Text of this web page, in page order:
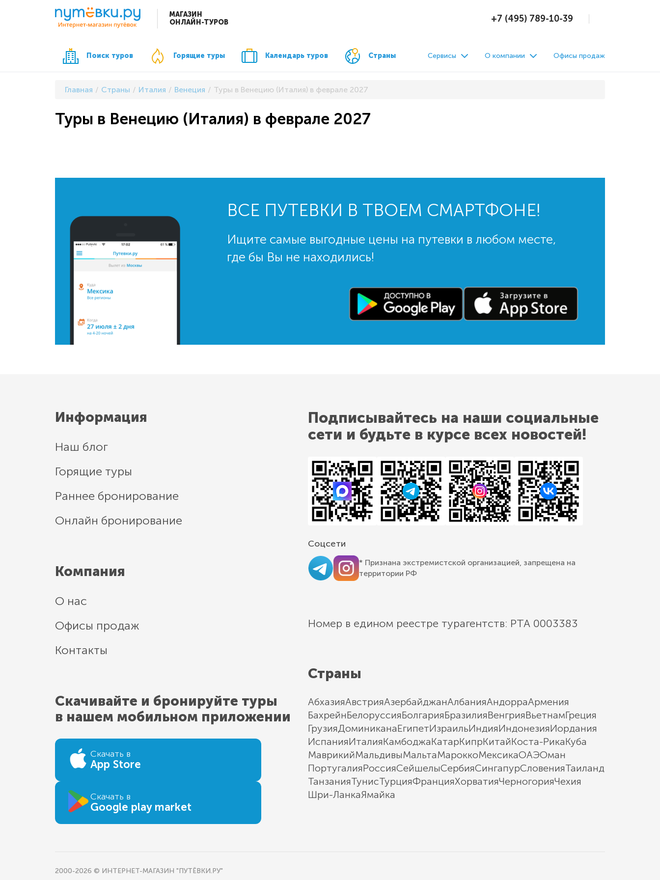
МАГАЗИН
ОНЛАЙН-ТУРОВ
+7 (495) 789-10-39
Поиск туров Горящие туры Календарь туров Страны Сервисы О компании Офисы продаж
Главная Страны Италия Венеция Туры в Венецию (Италия) в феврале 2027
Туры в Венецию (Италия) в феврале 2027
ВСЕ ПУТЕВКИ В ТВОЕМ СМАРТФОНЕ!
Ищите самые выгодные цены на путевки в любом месте,
где бы Вы не находились!
Информация
Наш блог
Горящие туры
Раннее бронирование
Онлайн бронирование
Компания
О нас
Офисы продаж
Контакты
Скачивайте и бронируйте туры
в нашем мобильном приложении
Скачать в
App Store
Скачать в
Google play market
Подписывайтесь на наши социальные
сети и будьте в курсе всех новостей!
Соцсети
* Признана экстремистской организацией, запрещена на
территории РФ
Номер в едином реестре турагентств: РТА 0003383
Страны
АбхазияАвстрияАзербайджанАлбанияАндорраАрмения
БахрейнБелоруссияБолгарияБразилияВенгрияВьетнамГреция
ГрузияДоминиканаЕгипетИзраильИндияИндонезияИордания
ИспанияИталияКамбоджаКатарКипрКитайКоста-РикаКуба
МаврикийМальдивыМальтаМароккоМексикаОАЭОман
ПортугалияРоссияСейшелыСербияСингапурСловенияТаиланд
ТанзанияТунисТурцияФранцияХорватияЧерногорияЧехия
Шри-ЛанкаЯмайка
2000-2026 © ИНТЕРНЕТ-МАГАЗИН "ПУТЁВКИ.РУ"